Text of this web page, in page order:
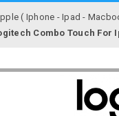
( Iphone - Ipad -
Combo Touch